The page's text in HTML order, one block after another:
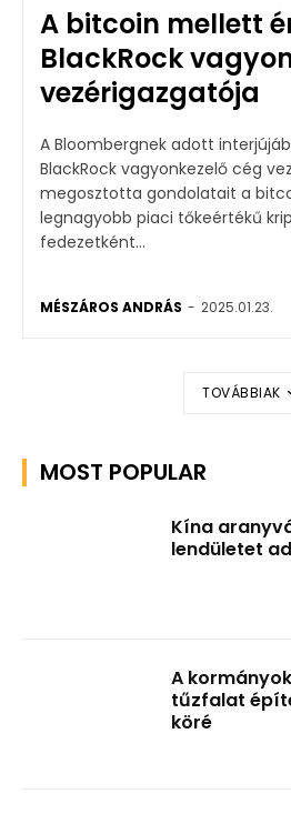
A bitcoin mellett
BlackRock
vezérigazgatója
A Bloombergnek adott
BlackRock vagyonkezelő cég
megosztotta gondolatait a
legnagyobb piaci tőkeértékű
fedezetként...
MÉSZÁROS ANDRÁS - 2025.01.23.
TOVÁBBIAK
MOST POPULAR
Kína
lendületet
A
tűzfalat
köré